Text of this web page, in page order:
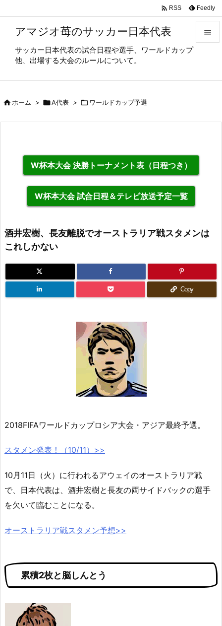
アマジオ苺のサッカー日本代表
サッカー日本代表の試合日程や選手、ワールドカップ
他、出場する大会のルールについて。


 RSS Feedly
ホーム > A代表 > ワールドカップ予選
W杯本大会 決勝トーナメント表（日程つき）
W杯本大会 試合日程＆テレビ放送予定一覧
酒井宏樹、長友離脱でオーストラリア戦スタメンは
これしかない
Copy
2018FIFAワールドカップロシア大会・アジア最終予選。
スタメン発表！（10/11）>>
10月11日（火）に行われるアウェイのオーストラリア戦
で、日本代表は、酒井宏樹と長友の両サイドバックの選手
を欠いて臨むことになる。
オーストラリア戦スタメン予想>>
累積2枚と脳しんとう